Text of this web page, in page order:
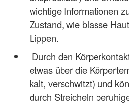
wichtige Informationen
Zustand, wie blasse
Lippen.
Durch den
etwas über die
kalt, verschwitzt) und
durch Streicheln